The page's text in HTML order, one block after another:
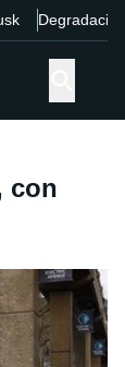
Degradación
con